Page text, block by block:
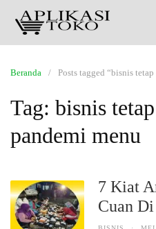
Beranda Posts tagged “bisnis
Tag: bisnis
pandemi menu
7 Kiat
Cuan